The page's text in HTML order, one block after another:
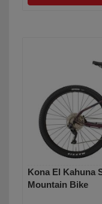
Kona El Kahuna
Mountain Bike